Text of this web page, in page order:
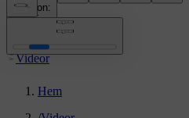
location:
SE
Videor
Hem